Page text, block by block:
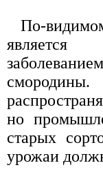
По-
но
старых
урожаи